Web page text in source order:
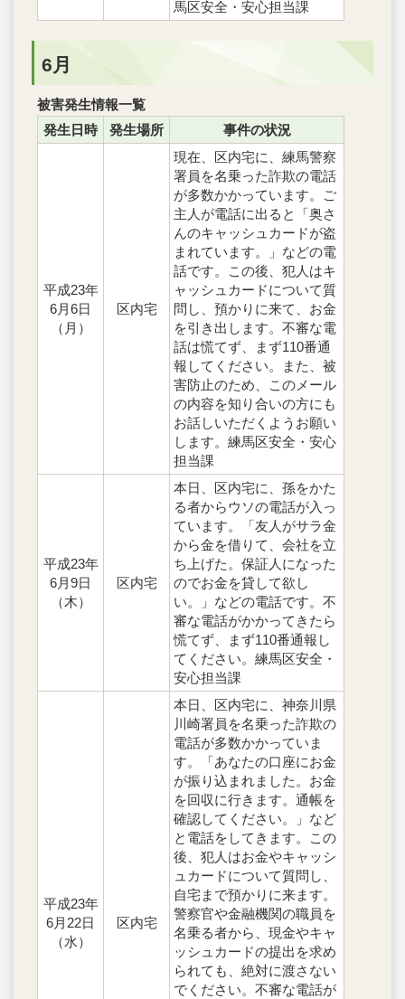
馬区安全・安心担当課
6月
被害発生情報一覧
発生日時
発生場所 事件の状況
平成23年
6月6日
（月）
区内宅
現在、区内宅に、練馬警察
署員を名乗った詐欺の電話
が多数かかっています。ご
主人が電話に出ると「奥さ
んのキャッシュカードが盗
まれています。」などの電
話です。この後、犯人はキ
ャッシュカードについて質
問し、預かりに来て、お金
を引き出します。不審な電
話は慌てず、まず110番通
報してください。また、被
害防止のため、このメール
の内容を知り合いの方にも
お話しいただくようお願い
します。練馬区安全・安心
担当課
平成23年
6月9日
（木）
区内宅
本日、区内宅に、孫をかた
る者からウソの電話が入っ
ています。「友人がサラ金
から金を借りて、会社を立
ち上げた。保証人になった
のでお金を貸して欲し
い。」などの電話です。不
審な電話がかかってきたら
慌てず、まず110番通報し
てください。練馬区安全・
安心担当課
平成23年
6月22日
（水）
区内宅
本日、区内宅に、神奈川県
川崎署員を名乗った詐欺の
電話が多数かかっていま
す。「あなたの口座にお金
が振り込まれました。お金
を回収に行きます。通帳を
確認してください。」など
と電話をしてきます。この
後、犯人はお金やキャッシ
ュカードについて質問し、
自宅まで預かりに来ます。
警察官や金融機関の職員を
名乗る者から、現金やキャ
ッシュカードの提出を求め
られても、絶対に渡さない
でください。不審な電話が